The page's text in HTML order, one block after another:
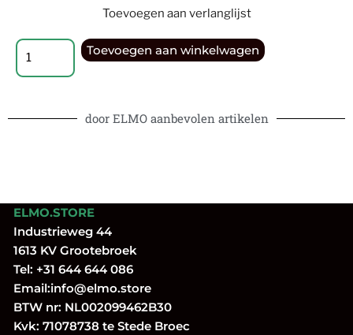
Toevoegen aan verlanglijst
Toevoegen aan winkelwagen
door ELMO aanbevolen artikelen
ELMO.STORE
Industrieweg 44
1613 KV Grootebroek
Tel: +31 644 644 086
Email:info@elmo.store
BTW nr: NL002099462B30
Kvk: 71078738 te Stede Broec